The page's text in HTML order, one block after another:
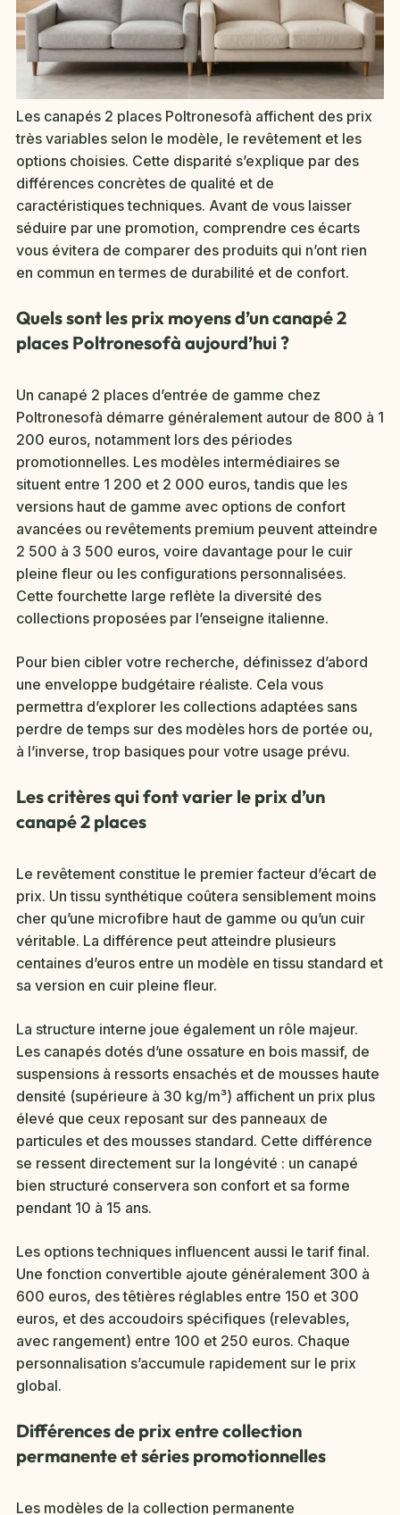
Les canapés 2 places Poltronesofà affichent des prix
très variables selon le modèle, le revêtement et les
options choisies. Cette disparité s’explique par des
différences concrètes de qualité et de
caractéristiques techniques. Avant de vous laisser
séduire par une promotion, comprendre ces écarts
vous évitera de comparer des produits qui n’ont rien
en commun en termes de durabilité et de confort.
Quels sont les prix moyens d’un canapé 2
places Poltronesofà aujourd’hui ?
Un canapé 2 places d’entrée de gamme chez
Poltronesofà démarre généralement autour de 800 à 1
200 euros, notamment lors des périodes
promotionnelles. Les modèles intermédiaires se
situent entre 1 200 et 2 000 euros, tandis que les
versions haut de gamme avec options de confort
avancées ou revêtements premium peuvent atteindre
2 500 à 3 500 euros, voire davantage pour le cuir
pleine fleur ou les configurations personnalisées.
Cette fourchette large reflète la diversité des
collections proposées par l’enseigne italienne.
Pour bien cibler votre recherche, définissez d’abord
une enveloppe budgétaire réaliste. Cela vous
permettra d’explorer les collections adaptées sans
perdre de temps sur des modèles hors de portée ou,
à l’inverse, trop basiques pour votre usage prévu.
Les critères qui font varier le prix d’un
canapé 2 places
Le revêtement constitue le premier facteur d’écart de
prix. Un tissu synthétique coûtera sensiblement moins
cher qu’une microfibre haut de gamme ou qu’un cuir
véritable. La différence peut atteindre plusieurs
centaines d’euros entre un modèle en tissu standard et
sa version en cuir pleine fleur.
La structure interne joue également un rôle majeur.
Les canapés dotés d’une ossature en bois massif, de
suspensions à ressorts ensachés et de mousses haute
densité (supérieure à 30 kg/m³) affichent un prix plus
élevé que ceux reposant sur des panneaux de
particules et des mousses standard. Cette différence
se ressent directement sur la longévité : un canapé
bien structuré conservera son confort et sa forme
pendant 10 à 15 ans.
Les options techniques influencent aussi le tarif final.
Une fonction convertible ajoute généralement 300 à
600 euros, des têtières réglables entre 150 et 300
euros, et des accoudoirs spécifiques (relevables,
avec rangement) entre 100 et 250 euros. Chaque
personnalisation s’accumule rapidement sur le prix
global.
Différences de prix entre collection
permanente et séries promotionnelles
Les modèles de la collection permanente